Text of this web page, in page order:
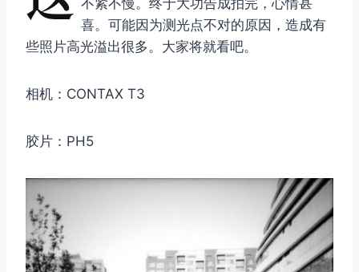
不紧不慢。终于大功告成拍完，心情甚
喜。可能因为测光点不对的原因，造成有
些照片高光溢出很多。大家将就看吧。
相机：CONTAX T3
胶片：PH5